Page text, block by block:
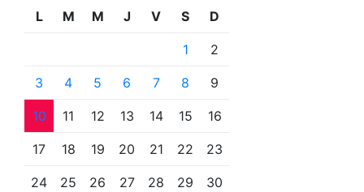
L M M J V S D
1 2
3 4 5 6 7 8 9
10 11 12 13 14 15 16
17 18 19 20 21 22 23
24 25 26 27 28 29 30